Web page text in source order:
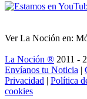
Ver La Noción en:
La Noción ® 2011 -
Envíanos tu Noticia |
Privacidad | Política
cookies